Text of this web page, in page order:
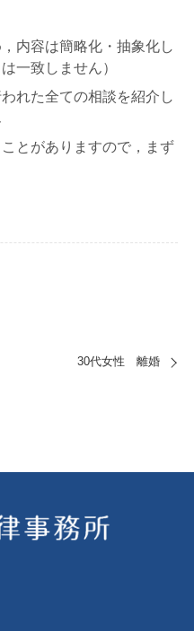
内容は簡略化・抽象化し
一致しません）
れた全ての相談を紹介し
とがありますので，まず
30代女性 離婚